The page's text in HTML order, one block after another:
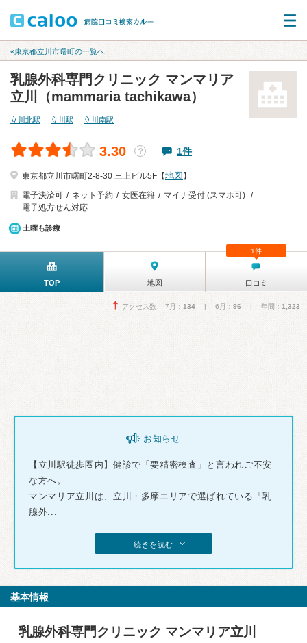
«東京都立川市曙町の一覧へ
乳腺外科専門クリニック マンマリア
立川（mammaria tachikawa）
立川北駅 立川駅 立川南駅
3.30 ？ 1件
東京都立川市曙町2-8-30 三上ビル5F【地図 】
電子決済可
ネット予約 女医在籍
マイナ受付 (スマホ可)
電子処方せん対応
土曜も診療
TOP 地図 口コミ
1件
アクセス数 7月： 134 | 6月： 96 | 年間： 1,323
お知らせ
【立川駅徒歩圏内】健診で「要精密検査」と言われご不安
な方へ。
マンマリア立川は、立川・多摩エリアで選ばれている「乳
腺外...
続きを読む
基本情報
乳腺外科専門クリニック マンマリア立川